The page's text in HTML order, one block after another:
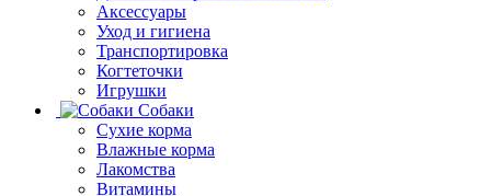
Аксессуары
Уход и гигиена
Транспортировка
Когтеточки
Игрушки
Собаки
Сухие корма
Влажные корма
Лакомства
Витамины